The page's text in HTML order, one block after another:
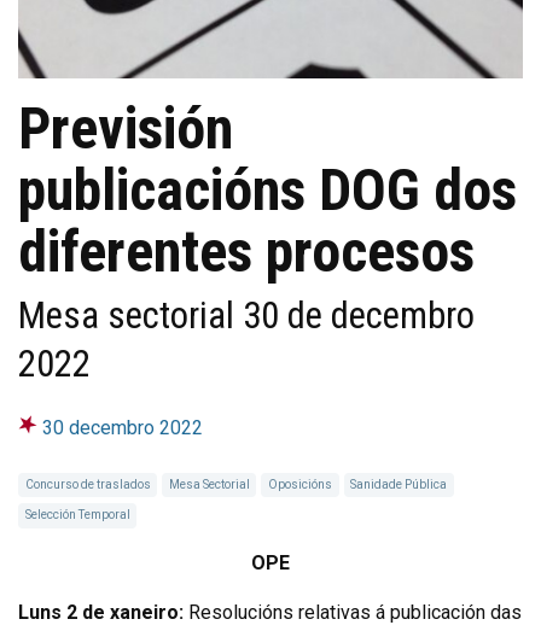
Previsión
publicacións DOG dos
diferentes procesos
Mesa sectorial 30 de decembro
2022
30 decembro 2022
Concurso de traslados Mesa Sectorial Oposicións Sanidade Pública
Selección Temporal
OPE
Luns 2 de xaneiro: Resolucións relativas á publicación das